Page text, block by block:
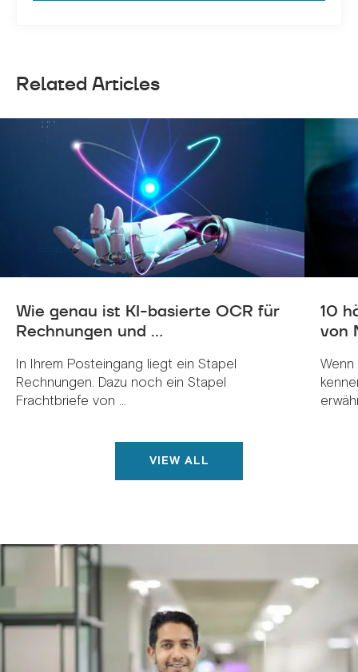
Related Articles
Wie genau ist KI-basierte OCR für
Rechnungen und ...
In Ihrem Posteingang liegt ein Stapel
Rechnungen. Dazu noch ein Stapel
Frachtbriefe von ...
10
von
VIEW ALL